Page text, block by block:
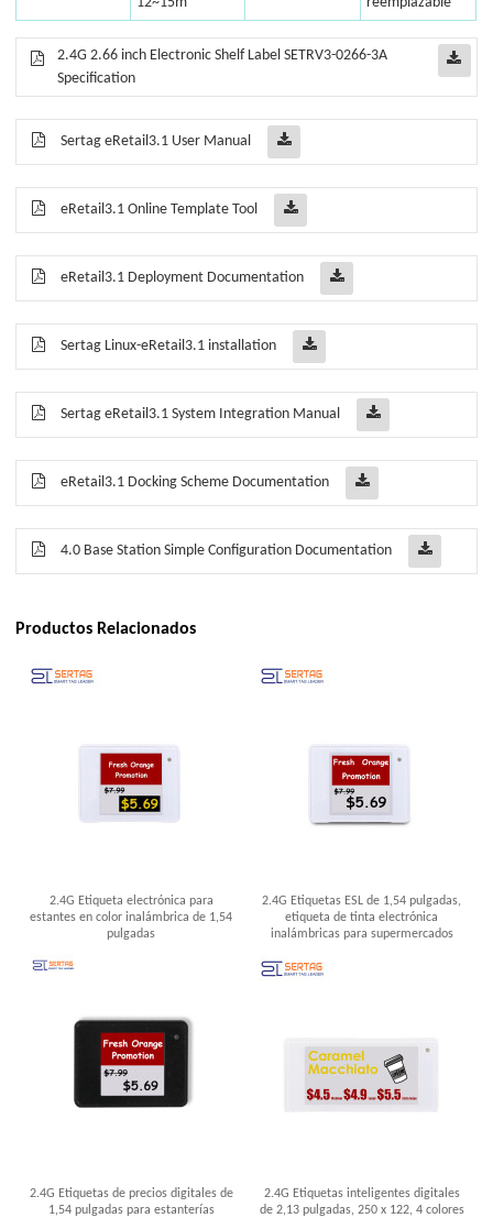
2.4G 2.66 inch Electronic Shelf Label SETRV3-0266-3A
Specification
Sertag eRetail3.1 User Manual
eRetail3.1 Online Template Tool
eRetail3.1 Deployment Documentation
Sertag Linux-eRetail3.1 installation
Sertag eRetail3.1 System Integration Manual
eRetail3.1 Docking Scheme Documentation
4.0 Base Station Simple Configuration Documentation
Productos Relacionados
2.4G Etiqueta electrónica para
estantes en color inalámbrica de 1,54
pulgadas
2.4G Etiquetas ESL de 1,54 pulgadas,
etiqueta de tinta electrónica
inalámbricas para supermercados
2.4G Etiquetas de precios digitales de
1,54 pulgadas para estanterías
2.4G Etiquetas inteligentes digitales
de 2,13 pulgadas, 250 x 122, 4 colores